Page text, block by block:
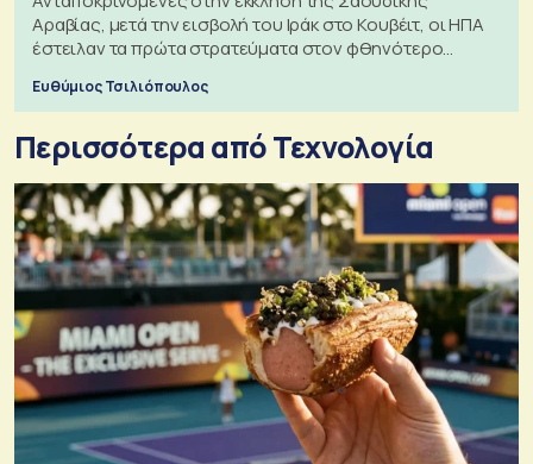
Αραβίας, μετά την εισβολή του Ιράκ στο Κουβέιτ, οι ΗΠΑ
έστειλαν τα πρώτα στρατεύματα στον φθηνότερο
πόλεμο της ιστορίας τους
Ευθύμιος Τσιλιόπουλος
Περισσότερα από Τεχνολογία